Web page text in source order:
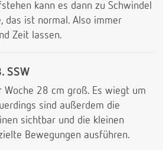
kann es dann zu Schwindel
das ist normal. Also immer
Zeit lassen.
SSW
Woche 28 cm groß. Es wiegt um
sind außerdem die
sichtbar und die kleinen
Bewegungen ausführen.